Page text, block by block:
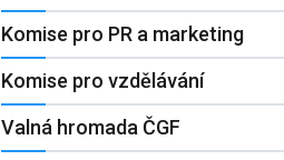
Komise pro PR a marketing
Komise pro vzdělávání
Valná hromada ČGF